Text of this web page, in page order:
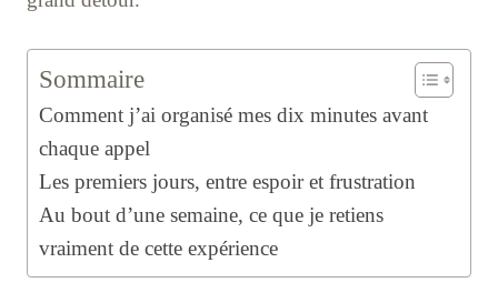
Sommaire
Comment j’ai organisé mes dix minutes avant
chaque appel
Les premiers jours, entre espoir et frustration
Au bout d’une semaine, ce que je retiens
vraiment de cette expérience